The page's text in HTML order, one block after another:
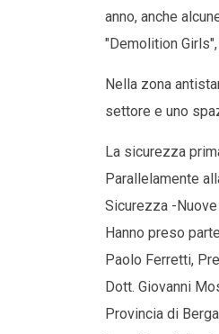
anno, anche
"Demolition
Nella zona
settore e uno
La sicurezza
Parallelamente
Sicurezza -
Hanno preso
Paolo Ferretti,
Dott. Giovanni
Provincia di